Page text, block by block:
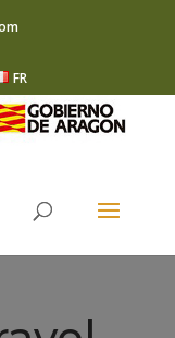
FR